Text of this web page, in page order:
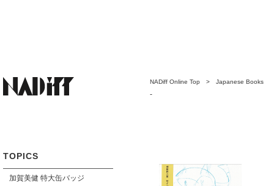
TOPICS
加賀美健 特大缶バッジ
NADiff Online Top > Japanese Books
-